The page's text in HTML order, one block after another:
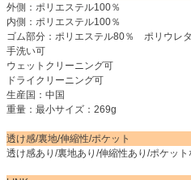
外側：ポリエステル100％
内側：ポリエステル100％
ゴム部分：ポリエステル80％ ポリウレ
手洗い可
ウェットクリーニング可
ドライクリーニング可
生産国：中国
重量：最小サイズ：269g
透け感/裏地/伸縮性/ポケット
透け感あり/裏地あり/伸縮性あり/ポケット